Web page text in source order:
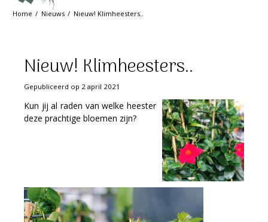
Home Nieuws Nieuw! Klimheesters..
Nieuw! Klimheesters..
Gepubliceerd op 2 april 2021
Kun jij al raden van welke heester
deze prachtige bloemen zijn?